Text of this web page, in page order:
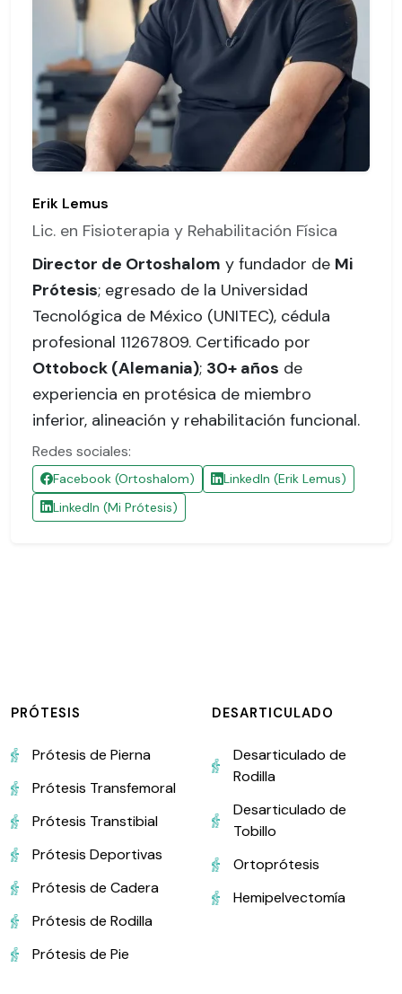
Erik Lemus
Lic. en Fisioterapia y Rehabilitación Física
Director de Ortoshalom y fundador de Mi
Prótesis; egresado de la Universidad
Tecnológica de México (UNITEC), cédula
profesional 11267809. Certificado por
Ottobock (Alemania); 30+ años de
experiencia en protésica de miembro
inferior, alineación y rehabilitación funcional.
Redes sociales:
Facebook (Ortoshalom)
LinkedIn (Erik Lemus)
LinkedIn (Mi Prótesis)
PRÓTESIS
Prótesis de Pierna
Prótesis Transfemoral
Prótesis Transtibial
Prótesis Deportivas
Prótesis de Cadera
Prótesis de Rodilla
Prótesis de Pie
DESARTICULADO
Desarticulado de
Rodilla
Desarticulado de
Tobillo
Ortoprótesis
Hemipelvectomía